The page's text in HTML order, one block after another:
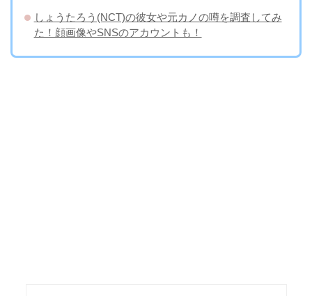
しょうたろう(NCT)の彼女や元カノの噂を調査してみ
た！顔画像やSNSのアカウントも！